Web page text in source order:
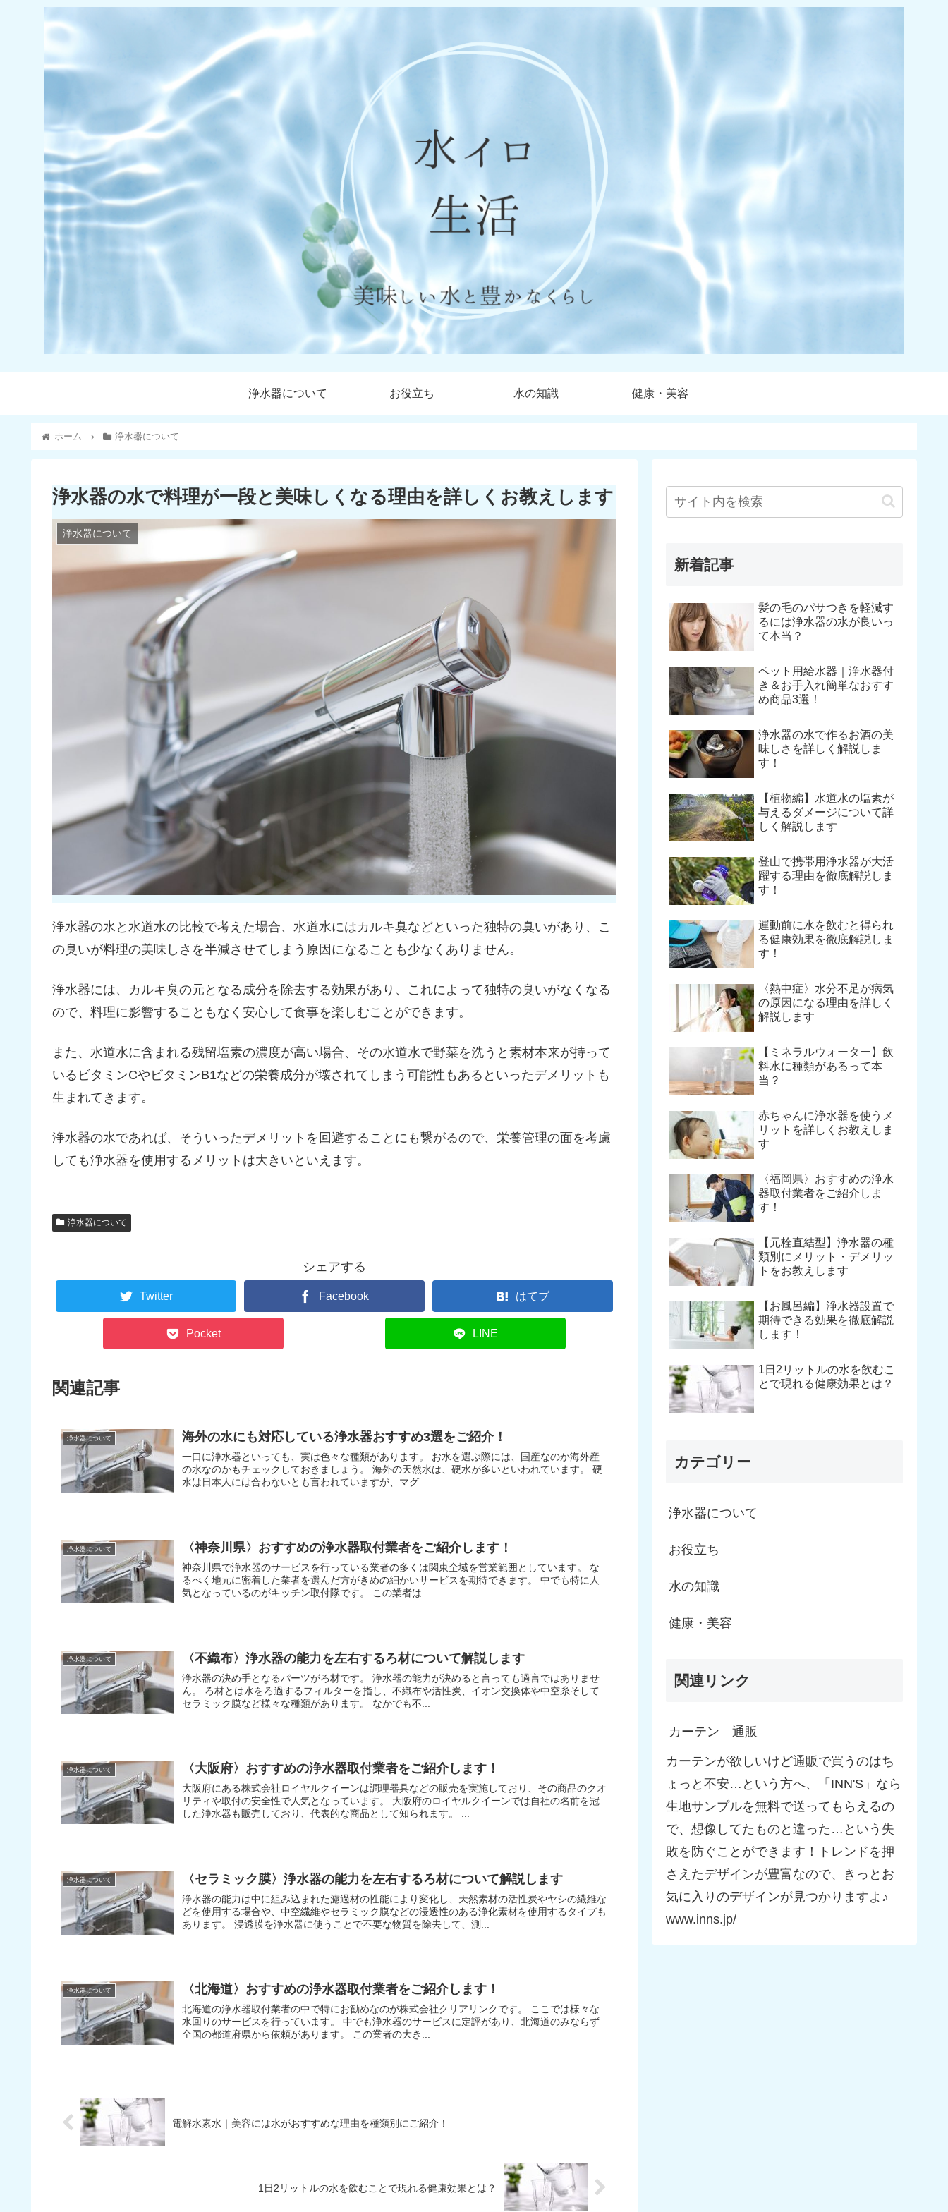
浄水器について お役立ち 水の知識 健康・美容
ホーム 浄水器について
浄水器の水で料理が一段と美味しくなる理由を詳しくお教えします
浄水器について
浄水器の水と水道水の比較で考えた場合、水道水にはカルキ臭などといった独特の臭いがあり、こ
の臭いが料理の美味しさを半減させてしまう原因になることも少なくありません。
浄水器には、カルキ臭の元となる成分を除去する効果があり、これによって独特の臭いがなくなる
ので、料理に影響することもなく安心して食事を楽しむことができます。
また、水道水に含まれる残留塩素の濃度が高い場合、その水道水で野菜を洗うと素材本来が持って
いるビタミンCやビタミンB1などの栄養成分が壊されてしまう可能性もあるといったデメリットも
生まれてきます。
浄水器の水であれば、そういったデメリットを回避することにも繋がるので、栄養管理の面を考慮
しても浄水器を使用するメリットは大きいといえます。
浄水器について
シェアする
Twitter Facebook はてブ
Pocket LINE
関連記事
浄水器について 海外の水にも対応している浄水器おすすめ3選をご紹介！
一口に浄水器といっても、実は色々な種類があります。 お水を選ぶ際には、国産なのか海外産
の水なのかもチェックしておきましょう。 海外の天然水は、硬水が多いといわれています。 硬
水は日本人には合わないとも言われていますが、マグ...
浄水器について 〈神奈川県〉おすすめの浄水器取付業者をご紹介します！
神奈川県で浄水器のサービスを行っている業者の多くは関東全域を営業範囲としています。 な
るべく地元に密着した業者を選んだ方がきめの細かいサービスを期待できます。 中でも特に人
気となっているのがキッチン取付隊です。 この業者は...
浄水器について 〈不織布〉浄水器の能力を左右するろ材について解説します
浄水器の決め手となるパーツがろ材です。 浄水器の能力が決めると言っても過言ではありませ
ん。 ろ材とは水をろ過するフィルターを指し、不織布や活性炭、イオン交換体や中空糸そして
セラミック膜など様々な種類があります。 なかでも不...
浄水器について 〈大阪府〉おすすめの浄水器取付業者をご紹介します！
大阪府にある株式会社ロイヤルクイーンは調理器具などの販売を実施しており、その商品のクオ
リティや取付の安全性で人気となっています。 大阪府のロイヤルクイーンでは自社の名前を冠
浄水器について 〈セラミック膜〉浄水器の能力を左右するろ材について解説します
浄水器の能力は中に組み込まれた濾過材の性能により変化し、天然素材の活性炭やヤシの繊維な
どを使用する場合や、中空繊維やセラミック膜などの浸透性のある浄化素材を使用するタイプも
あります。 浸透膜を浄水器に使うことで不要な物質を除去して、測...
浄水器について 〈北海道〉おすすめの浄水器取付業者をご紹介します！
北海道の浄水器取付業者の中で特にお勧めなのが株式会社クリアリンクです。 ここでは様々な
水回りのサービスを行っています。 中でも浄水器のサービスに定評があり、北海道のみならず
全国の都道府県から依頼があります。 この業者の大き...
電解水素水｜美容には水がおすすめな理由を種類別にご紹介！
1日2リットルの水を飲むことで現れる健康効果とは？
新着記事
髪の毛のパサつきを軽減す
るには浄水器の水が良いっ
て本当？
ペット用給水器｜浄水器付
き＆お手入れ簡単なおすす
め商品3選！
浄水器の水で作るお酒の美
味しさを詳しく解説しま
す！
【植物編】水道水の塩素が
与えるダメージについて詳
しく解説します
登山で携帯用浄水器が大活
躍する理由を徹底解説しま
す！
運動前に水を飲むと得られ
る健康効果を徹底解説しま
す！
〈熱中症〉水分不足が病気
の原因になる理由を詳しく
解説します
【ミネラルウォーター】飲
料水に種類があるって本
当？
赤ちゃんに浄水器を使うメ
リットを詳しくお教えしま
す
〈福岡県〉おすすめの浄水
器取付業者をご紹介しま
す！
【元栓直結型】浄水器の種
類別にメリット・デメリッ
トをお教えします
【お風呂編】浄水器設置で
期待できる効果を徹底解説
します！
1日2リットルの水を飲むこ
とで現れる健康効果とは？
カテゴリー
浄水器について
お役立ち
水の知識
健康・美容
関連リンク
カーテン 通販
カーテンが欲しいけど通販で買うのはち
ょっと不安…という方へ、「INN'S」なら
生地サンプルを無料で送ってもらえるの
で、想像してたものと違った…という失
敗を防ぐことができます！トレンドを押
さえたデザインが豊富なので、きっとお
気に入りのデザインが見つかりますよ♪
www.inns.jp/